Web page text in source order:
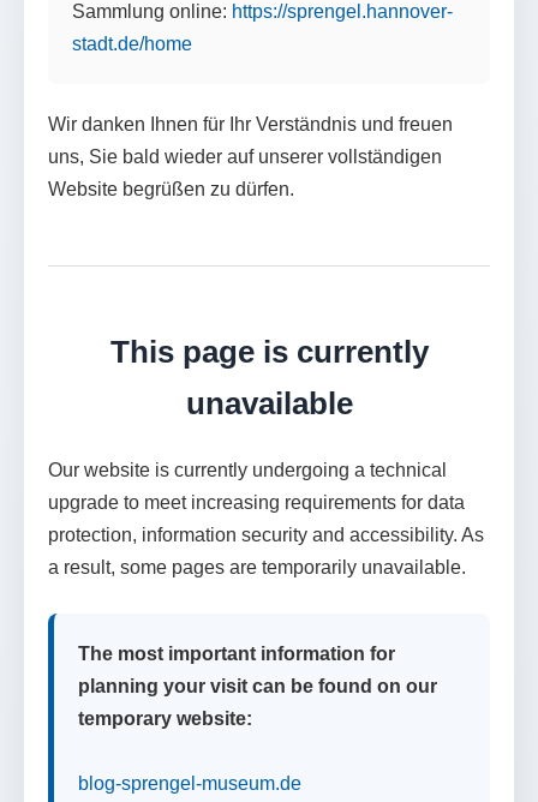
Sammlung online: https://sprengel.hannover-
stadt.de/home
Wir danken Ihnen für Ihr Verständnis und freuen
uns, Sie bald wieder auf unserer vollständigen
Website begrüßen zu dürfen.
This page is currently
unavailable
Our website is currently undergoing a technical
upgrade to meet increasing requirements for data
protection, information security and accessibility. As
a result, some pages are temporarily unavailable.
The most important information for
planning your visit can be found on our
temporary website:
blog-sprengel-museum.de